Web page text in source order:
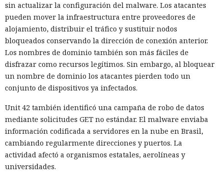
sin actualizar la configuración del malware. Los atacantes
pueden mover la infraestructura entre proveedores de
alojamiento, distribuir el tráfico y sustituir nodos
bloqueados conservando la dirección de conexión anterior.
Los nombres de dominio también son más fáciles de
disfrazar como recursos legítimos. Sin embargo, al bloquear
un nombre de dominio los atacantes pierden todo un
conjunto de dispositivos ya infectados.
Unit 42 también identificó una campaña de robo de datos
mediante solicitudes GET no estándar. El malware enviaba
información codificada a servidores en la nube en Brasil,
cambiando regularmente direcciones y puertos. La
actividad afectó a organismos estatales, aerolíneas y
universidades.